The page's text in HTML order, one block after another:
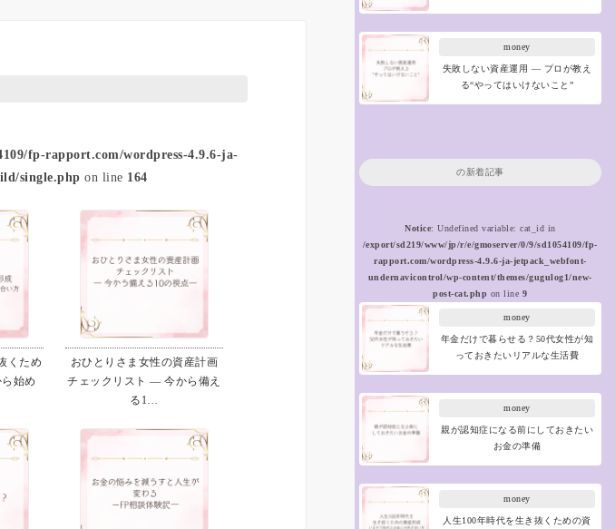
fp-rapport.com/wordpress-4.9.6-ja-
single.php on line 164
くため
始め
おひとりさま女性の資産計画
チェックリスト ― 今から備え
る1…
money
失敗しない資産運用 ― プロが教え
る“やってはいけないこと”
の新着記事
Notice: Undefined variable: cat_id in
/export/sd219/www/jp/r/e/gmoserver/0/9/sd1054109/fp-
rapport.com/wordpress-4.9.6-ja-jetpack_webfont-
undernavicontrol/wp-content/themes/gugulog1/new-
post-cat.php on line 9
money
年金だけで暮らせる？50代女性が知
っておきたいリアルな生活費
money
親が認知症になる前にしておきたい
お金の準備
money
人生100年時代を生き抜くための資